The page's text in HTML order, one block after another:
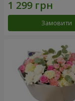
Замовити